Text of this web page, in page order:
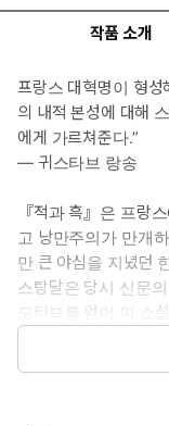
작품 소개
프랑스 대혁명이 형성
의 내적 본성에 대해
에게 가르쳐준다.”
― 귀스타브 랑송
『적과 흑』은 프랑
고 낭만주의가 만개
만 큰 야심을 지녔던
스탕달은 당시 신문
모티브를 얻어 이 소
인 치정사건일 수도
보고는 『적과 흑』